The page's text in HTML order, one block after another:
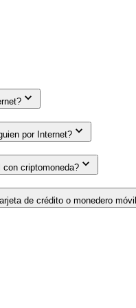
por Internet?
con criptomoneda?
de crédito o monedero